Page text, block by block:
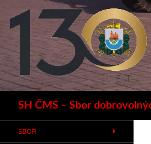
SH ČMS – Sbor
SBOR